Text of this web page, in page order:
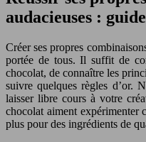
audacieuses :
Créer ses propres
portée de tous. Il suffit de
chocolat, de connaître les
suivre quelques règles d’or.
laisser libre cours à votre
chocolat aiment expérimenter
plus pour des ingrédients de